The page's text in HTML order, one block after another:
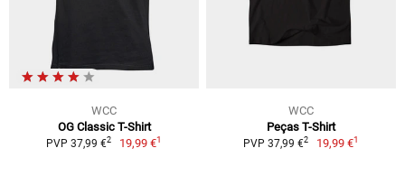
WCC
OG Classic T-Shirt
PVP 37,99 €2 19,99 €1
WCC
Peças T-Shirt
PVP 37,99 €2 19,99 €1